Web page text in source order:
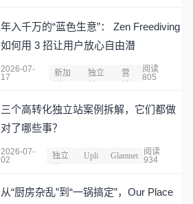
年入千万的“蓝色生意”： Zen Freediving
如何用 3 招让用户放心自由潜
2026-07-
17
新加
独立
营
阅读
805
三个高转化独立站案例拆解，它们都做
对了哪些事？
2026-07-
02
独立
Upli
Glamnet
阅读
934
从“厨房杂乱”到“一锅搞定”，Our Place